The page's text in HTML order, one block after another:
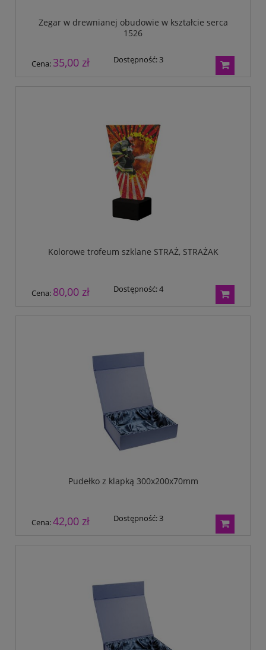
Zegar w drewnianej obudowie w kształcie serca
1526
Cena: 35,00 zł Dostępność:3
Kolorowe trofeum szklane STRAŻ, STRAŻAK
Cena: 80,00 zł Dostępność:4
Pudełko z klapką 300x200x70mm
Cena:42,00 zł Dostępność:3